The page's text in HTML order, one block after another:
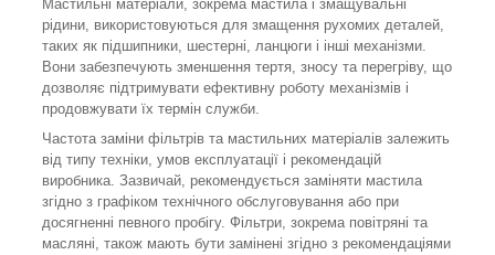
Мастильні матеріали, зокрема мастила і змащувальні
рідини, використовуються для змащення рухомих деталей,
таких як підшипники, шестерні, ланцюги і інші механізми.
Вони забезпечують зменшення тертя, зносу та перегріву, що
дозволяє підтримувати ефективну роботу механізмів і
продовжувати їх термін служби.
Частота заміни фільтрів та мастильних матеріалів залежить
від типу техніки, умов експлуатації і рекомендацій
виробника. Зазвичай, рекомендується заміняти мастила
згідно з графіком технічного обслуговування або при
досягненні певного пробігу. Фільтри, зокрема повітряні та
масляні, також мають бути замінені згідно з рекомендаціями